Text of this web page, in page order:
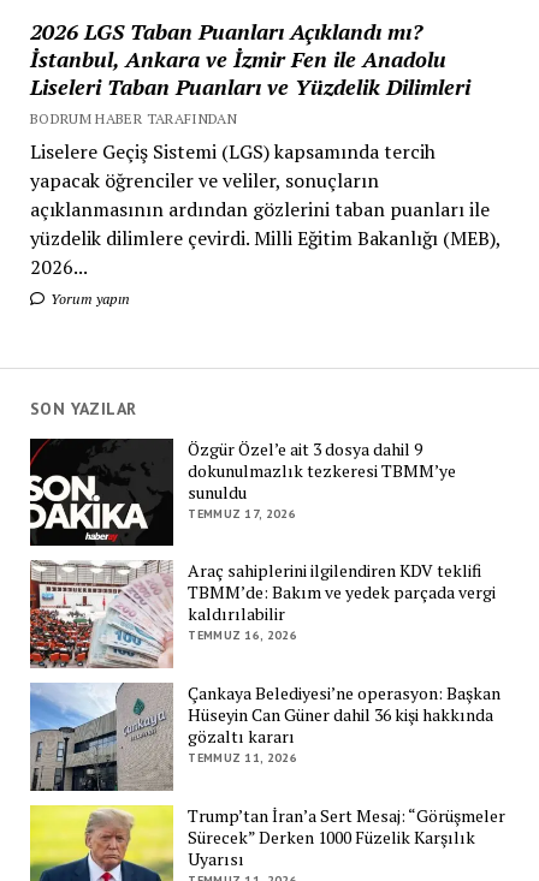
2026 LGS Taban Puanları Açıklandı mı?
İstanbul, Ankara ve İzmir Fen ile Anadolu
Liseleri Taban Puanları ve Yüzdelik Dilimleri
BODRUM HABER TARAFINDAN
Liselere Geçiş Sistemi (LGS) kapsamında tercih
yapacak öğrenciler ve veliler, sonuçların
açıklanmasının ardından gözlerini taban puanları ile
yüzdelik dilimlere çevirdi. Milli Eğitim Bakanlığı (MEB),
2026...
Yorum yapın
SON YAZILAR
Özgür Özel’e ait 3 dosya dahil 9
dokunulmazlık tezkeresi TBMM’ye
sunuldu
TEMMUZ 17, 2026
Araç sahiplerini ilgilendiren KDV teklifi
TBMM’de: Bakım ve yedek parçada vergi
kaldırılabilir
TEMMUZ 16, 2026
Çankaya Belediyesi’ne operasyon: Başkan
Hüseyin Can Güner dahil 36 kişi hakkında
gözaltı kararı
TEMMUZ 11, 2026
Trump’tan İran’a Sert Mesaj: “Görüşmeler
Sürecek” Derken 1000 Füzelik Karşılık
Uyarısı